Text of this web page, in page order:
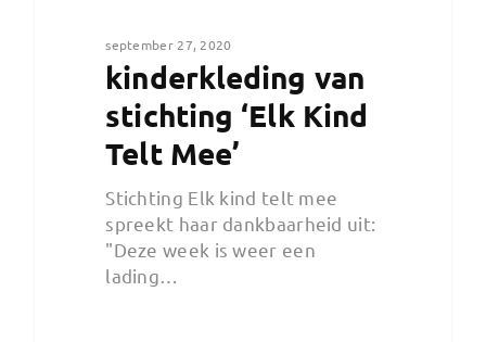
september 27, 2020
kinderkleding van
stichting ‘Elk Kind
Telt Mee’
Stichting Elk kind telt mee
spreekt haar dankbaarheid uit:
"Deze week is weer een
lading…